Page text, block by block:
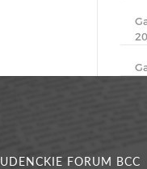
FORUM BCC